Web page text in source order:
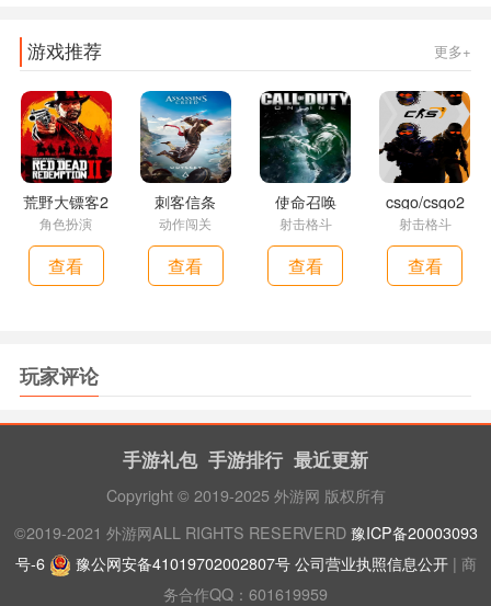
游戏推荐 更多+
荒野大镖客2
角色扮演
查看
刺客信条
动作闯关
查看
使命召唤
射击格斗
查看
csgo/csgo2
射击格斗
查看
玩家评论
手游礼包 手游排行 最近更新
Copyright © 2019-2025 外游网 版权所有
©2019-2021 外游网ALL RIGHTS RESERVERD 豫ICP备20003093
号-6
豫公网安备41019702002807号 公司营业执照信息公开 | 商
务合作QQ：601619959